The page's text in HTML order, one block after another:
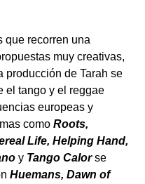
que recorren una
muy creativas,
producción de Tarah se
el tango y el reggae
europeas y
como Roots,
Life, Helping Hand,
y Tango Calor se
Huemans, Dawn of